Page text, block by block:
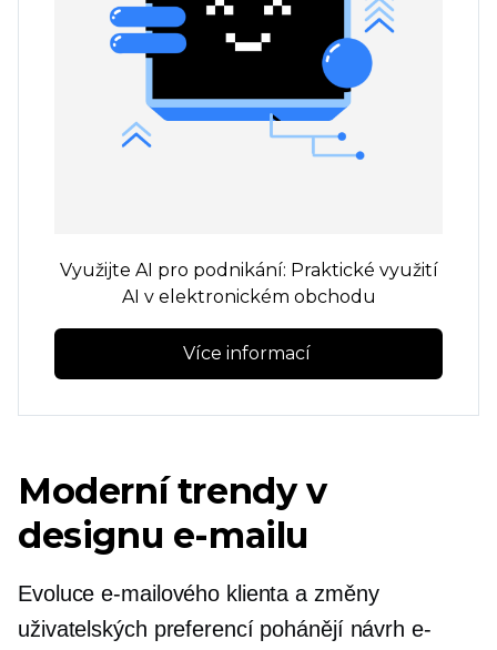
Využijte AI pro podnikání: Praktické využití
AI v elektronickém obchodu
Více informací
Moderní trendy v
designu e-mailu
Evoluce e-mailového klienta a změny
uživatelských preferencí pohánějí návrh e-